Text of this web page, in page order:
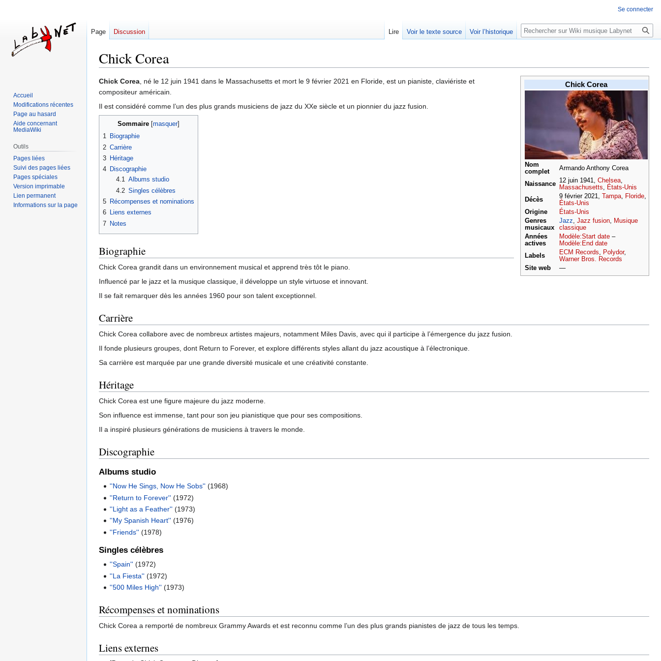
Chick Corea
Aller
à
la
navigation
Aller
à
la
recherche
Chick Corea
Nom
complet
Armando Anthony Corea
Naissance 12 juin 1941, Chelsea,
Massachusetts, États-Unis
Décès
9 février 2021, Tampa, Floride,
États-Unis
Origine
États-Unis
Genres
musicaux
Jazz, Jazz fusion, Musique
classique
Années
actives
Modèle:Start date –
Modèle:End date
Labels
ECM Records, Polydor,
Warner Bros. Records
Site web
—
Chick Corea, né le 12 juin 1941 dans le Massachusetts et mort le 9 février 2021 en Floride, est un pianiste, claviériste et
compositeur américain.
Il est considéré comme l’un des plus grands musiciens de jazz du XXe siècle et un pionnier du jazz fusion.
Sommaire
1 Biographie
2 Carrière
3 Héritage
4 Discographie
4.1 Albums studio
4.2 Singles célèbres
5 Récompenses et nominations
6 Liens externes
7 Notes
Biographie
Chick Corea grandit dans un environnement musical et apprend très tôt le piano.
Influencé par le jazz et la musique classique, il développe un style virtuose et innovant.
Il se fait remarquer dès les années 1960 pour son talent exceptionnel.
Carrière
Chick Corea collabore avec de nombreux artistes majeurs, notamment Miles Davis, avec qui il participe à l’émergence du jazz fusion.
Il fonde plusieurs groupes, dont Return to Forever, et explore différents styles allant du jazz acoustique à l’électronique.
Sa carrière est marquée par une grande diversité musicale et une créativité constante.
Héritage
Chick Corea est une figure majeure du jazz moderne.
Son influence est immense, tant pour son jeu pianistique que pour ses compositions.
Il a inspiré plusieurs générations de musiciens à travers le monde.
Discographie
Albums studio
''Now He Sings, Now He Sobs'' (1968)
''Return to Forever'' (1972)
''Light as a Feather'' (1973)
''My Spanish Heart'' (1976)
''Friends'' (1978)
Singles célèbres
''Spain'' (1972)
''La Fiesta'' (1972)
''500 Miles High'' (1973)
Récompenses et nominations
Chick Corea a remporté de nombreux Grammy Awards et est reconnu comme l’un des plus grands pianistes de jazz de tous les temps.
Liens externes
Se connecter
Page Discussion Lire Voir le texte source Voir l’historique Rechercher
Accueil
Modifications récentes
Page au hasard
Aide concernant
MediaWiki
Outils
Pages liées
Suivi des pages liées
Pages spéciales
Version imprimable
Lien permanent
Informations sur la page